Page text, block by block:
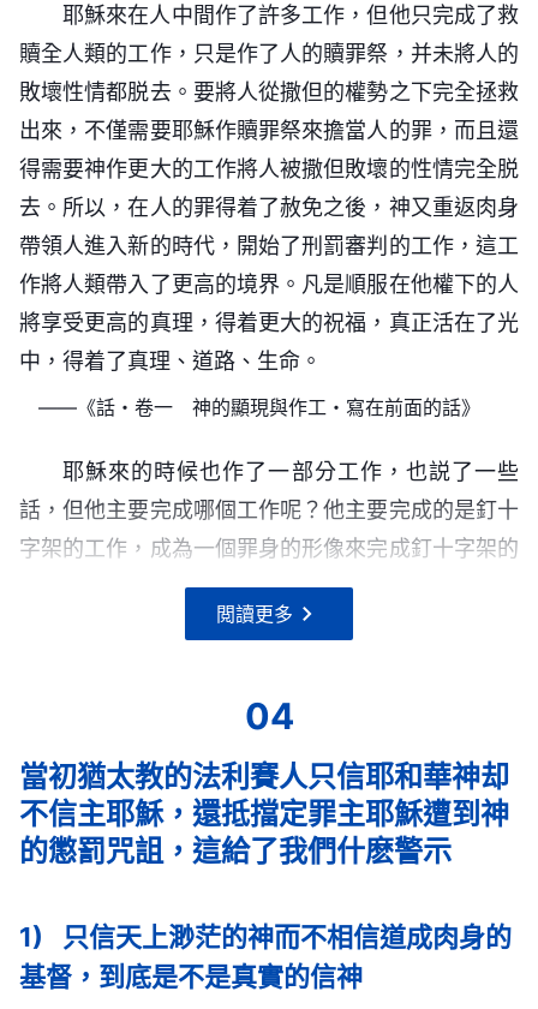
然穿上肉身這樣一個正常人性，站在肉身的角度上來
説「我的外殻是一個受造之物，我既穿上肉身來在地
上，就跟天相隔很遠很遠」，所以，他只能站在肉身
的角度上來禱告父神，這是他的本分，是神的靈道成
肉身所該具備的。他以肉身的角度來禱告父，并不能
説他不是神，雖然説他是神的愛子，但他仍是神的自
己，因他只不過是靈道成的肉身，實質還是靈。
當初人看見的是聖靈彷佛鴿子一樣降在了耶穌的
身上，不是耶穌自己專用的靈，而是聖靈，那耶穌的
靈還能與聖靈分開嗎？若耶穌是耶穌、是聖子，聖靈
是聖靈，那怎麽能是一呢？這樣工作就没法作了。耶
穌裏面的靈、天上的靈與耶和華的靈都是一，叫聖
靈，也叫神的靈，也叫七倍加强的靈，也是包羅萬有
的靈。就神的靈能作許許多多的工作，他能創世，能
用洪水滅世，也能救贖全人類，更能征服全人類、毁
滅全人類，這工作都是神自己作的工作，不是任何一
個位格的神可以代替的。他的靈能叫耶和華、叫耶
他在天也在地，在衆宇之上，也在萬人之中，是天
上、地上唯一的掌管者！從創世到如今，這工作就是
神的靈自己作的，無論在天上的工作，還是肉身中的
工作，都是他原有的靈作的，無論天上、地上的受造
之物都在他全能的手中掌握，都是神自己的工作，誰
他是肉身，仍是神自己，儘管他的名有千千萬，但總
人類是他靈的直接作工，末世曉諭各國各方，也是他
靈的直接作工，無論何時，神只能稱為全能的獨一真
神，包羅萬有的神自己，根本不存在位格，更不存在
——《話・卷一 神的顯現與作工・三位一體的神存在
完全錯誤，因為人信神有真信有假信，有神稱許的也
有神不稱許的，有神喜悦的也有神厭憎的，有神成全
的也有被神淘汰的，所以我這樣説，神只住在一些人
的心中，而這一些人無疑就是真信神的人，是神稱許
的人，是神喜悦的人，是神成全的人，這些人是神帶
領的對象。既是神帶領的對象那就是已經聽到和看到
神永生之道的人。而那些假信的人，那些神不稱許的
人，那些神厭憎的人，那些被神淘汰的人，定規就是
被神弃絶的人，定規就是并未得着生命之道的人，定
規就是并不知道神到底在哪裏的人。相反，那些神住
在其心中的人就是知道神到底在哪裏的人，就是神賜
道神究竟在哪裏了嗎？神既在人的心中，又在人的身
邊，他既在靈界又在萬物之上，更在人生存的地上，
所以説，末世的來到將神工作的步伐又帶入了新的境
界。神既在萬物中主宰一切，又在人心中作人的後
盾，更在人的中間生存，這樣才能將生命的道帶給人
在了人間，是為了人能得着生命的道，是為了人的生
間的經營。所以，你若只承認神在天上、神在人心中
這道理，却不承認神在人間生存的真理，那你就永遠
也得不到生命，永遠也得不着真理的道。
神自己就是生命，就是真理，他的生命與真理共
存，得不着真理的人也定規得不着生命，没有了真理
的引導、扶持與供應，你得着的只是字句，是道理，
共存，你若找不到真理的來源就得不到生命的滋補，
你得不到生命的供應那你一定没有真理，你的渾身上
下除了想象觀念以外那就是你的肉體，是你那充滿腥
臭的肉體。你要知道書本的字句不能算作生命，歷史
的記載不能當作真理來供奉，過去的規條不能充當神
表的言語才是真理，才是生命，才是神的心意，才是
神現實的作工方式。你把神以往時代的話語的記載搬
到今天來守，那你就是一個考古學家了，這樣，説你
是一個歷史文物研究專家那是最恰當不過了。因為你
總相信神以往作工時留下的痕迹，只相信神以往在人
神之人的道，却不相信神現在作工的傾向，不相信神
現在的榮顔，不相信神現實發表的真理的道，所以無
神道成肉身的稱呼是基督，所以將能賜給人真理
的基督稱為神，這一點兒也不過分。因為他有神的實
質，他有人所不能達到的神的性情與作工智慧，而那
耶穌來在人中間作了許多工作，但他只完成了救
贖全人類的工作，只是作了人的贖罪祭，并未將人的
敗壞性情都脱去。要將人從撒但的權勢之下完全拯救
出來，不僅需要耶穌作贖罪祭來擔當人的罪，而且還
得需要神作更大的工作將人被撒但敗壞的性情完全脱
去。所以，在人的罪得着了赦免之後，神又重返肉身
帶領人進入新的時代，開始了刑罰審判的工作，這工
作將人類帶入了更高的境界。凡是順服在他權下的人
將享受更高的真理，得着更大的祝福，真正活在了光
中，得着了真理、道路、生命。
——《話・卷一 神的顯現與作工・寫在前面的話》
耶穌來的時候也作了一部分工作，也説了一些
話，但他主要完成哪個工作呢？他主要完成的是釘十
字架的工作，成為一個罪身的形像來完成釘十字架的
工作，救贖全人類，為了全人類的罪而作了贖罪祭，
他主要完成這個工作了，最終把十字架的道路給以後
贖全人類，把天國的福音給人帶來，而且帶來了進天
道路，為十字架犧牲」。當然，他起初也作了一些别
的工作，也説了一些話，讓人悔改、認罪，但他的職
分還是釘十字架，他傳道三年半還是為以後釘十字架
人的生活，他生活在地上三十三年半，主要是為了完
成釘十字架的工作，使他有力量能擔得起這個工作，
閲讀更多
04
當初猶太教的法利賽人只信耶和華神却
不信主耶穌，還抵擋定罪主耶穌遭到神
的懲罰咒詛，這給了我們什麽警示
1)
只信天上渺茫的神而不相信道成肉身的
基督，到底是不是真實的信神